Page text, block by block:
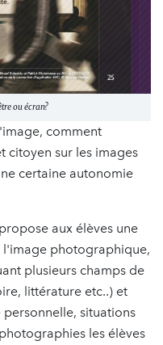
ou écran?
comment
citoyen sur les images
certaine autonomie
aux élèves une
l'image photographique,
plusieurs champs de
littérature etc..) et
situations
les élèves